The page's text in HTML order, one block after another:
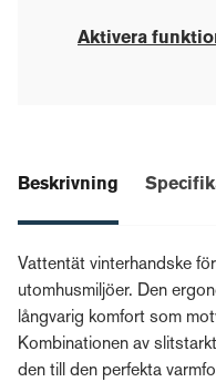
Aktivera
Beskrivning
Vattentät vinterhandske
utomhusmiljöer. Den
långvarig komfort som
Kombinationen av
den till den perfekta